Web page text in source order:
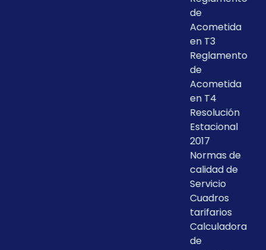
de
Acometida
en T3
Reglamento
de
Acometida
en T4
Resolución
Estacional
2017
Normas de
calidad de
Servicio
Cuadros
tarifarios
Calculadora
de